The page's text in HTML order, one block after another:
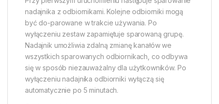
nadajnika z odbiornikami. Kolejne odbiorniki mogą
być do-parowane w trakcie używania. Po
wyłączeniu zestaw zapamiętuje sparowaną grupę.
Nadajnik umożliwia zdalną zmianę kanałów we
wszystkich sparowanych odbiornikach, co odbywa
się w sposób niezauważalny dla użytkowników. Po
wyłączeniu nadajnika odbiorniki wyłączą się
automatycznie po 5 minutach.